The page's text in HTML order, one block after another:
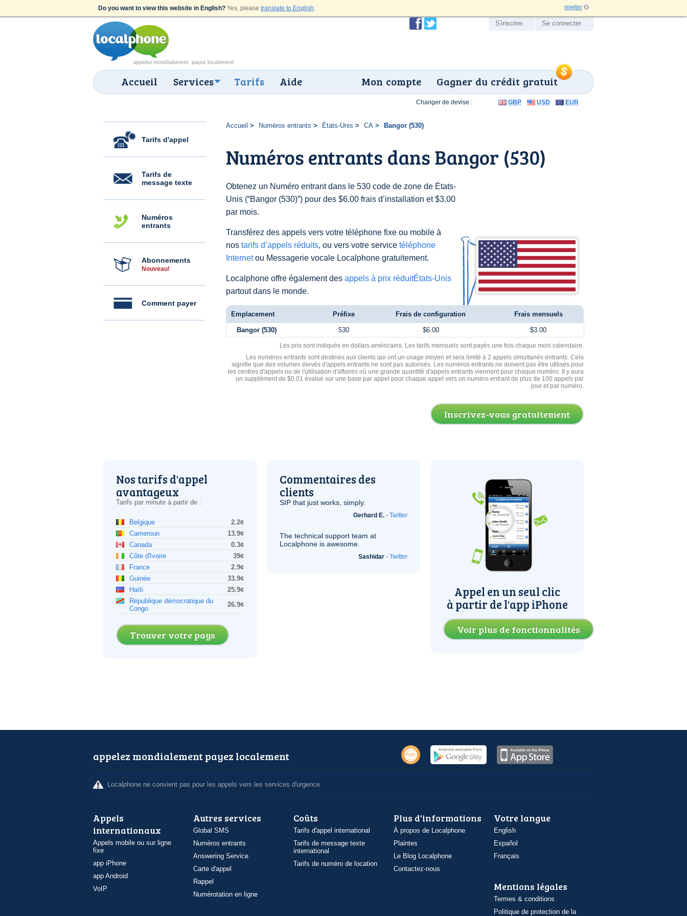
Do you want to view this website in English? Yes, please translate to English. rejeter
Accueil Services Tarifs Aide Gagner du crédit gratuit
Mon compte
S'inscrire Se connecter
Tarifs d'appel
Tarifs de
message texte
Numéros
entrants
Abonnements
Nouveau!
Comment payer
Accueil Numéros entrants États-Unis CA Bangor (530)
Numéros entrants dans Bangor (530)
Obtenez un Numéro entrant dans le 530 code de zone de États-
Unis (“Bangor (530)”) pour des $6.00 frais d’installation et $3.00
par mois.
Transférez des appels vers votre téléphone fixe ou mobile à
nos tarifs d’appels réduits, ou vers votre service téléphone
Internetou Messagerie vocale Localphone gratuitement.
Localphone offre également des appels à prix réduitÉtats-Unis
partout dans le monde.
Changer de devise : GBP USD EUR
Emplacement Préfixe Frais de configuration Frais mensuels
Bangor (530) 530 $6.00 $3.00
Les prix sont indiqués en dollars américains. Les tarifs mensuels sont payés une fois chaque mois calendaire.
Les numéros entrants sont destinés aux clients qui ont un usage moyen et sera limité à 2 appels simultanés entrants. Cela
signifie que des volumes élevés d'appels entrants ne sont pas autorisés. Les numéros entrants ne doivent pas être utilisés pour
les centres d'appels ou de l'utilisation d'affaires où une grande quantité d'appels entrants viennent pour chaque numéro. Il y aura
un supplément de $0.01 évalué sur une base par appel pour chaque appel vers un numéro entrant de plus de 100 appels par
jour et par numéro.
Inscrivez-vous gratuitement
Nos tarifs d'appel
avantageux
Tarifs par minute à partir de :
Belgique
2.2¢
Cameroun
13.9¢
Canada
0.3¢
Côte d'Ivoire
39¢
France
2.9¢
Guinée
33.9¢
Haïti
25.9¢
République démocratique du
Congo
26.9¢
Trouver votre pays
Commentaires des
clients
SIP that just works, simply.
Gerhard E. - Twitter
The technical support team at
Localphone is awesome.
Sashidar - Twitter
Appel en un seul clic
à partir de l'app iPhone
Voir plus de fonctionnalités
appelez mondialement payez localement
Localphone ne convient pas pour les appels vers les services d'urgence
Appels
internationaux
Appels mobile ou sur ligne
fixe
app iPhone
app Android
VoIP
Autres services
Global SMS
Numéros entrants
Answering Service
Carte d'appel
Rappel
Numérotation en ligne
Coûts
Tarifs d'appel international
Tarifs de message texte
international
Tarifs de numéro de location
Plus d'informations
À propos de Localphone
Plaintes
Le Blog Localphone
Contactez-nous
Votre langue
English
Español
Français
Mentions légales
Termes & conditions
Politique de protection de la